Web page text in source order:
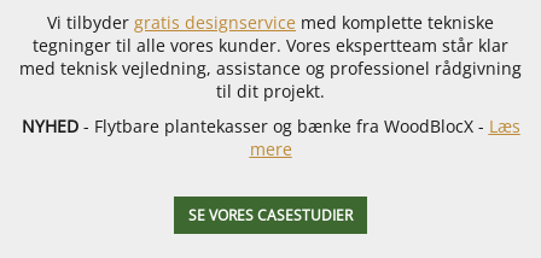
Vi tilbyder gratis designservice med komplette tekniske
tegninger til alle vores kunder. Vores ekspertteam står klar
med teknisk vejledning, assistance og professionel rådgivning
til dit projekt.
NYHED- Flytbare plantekasser og bænke fra WoodBlocX - Læs
mere
SE VORES CASESTUDIER